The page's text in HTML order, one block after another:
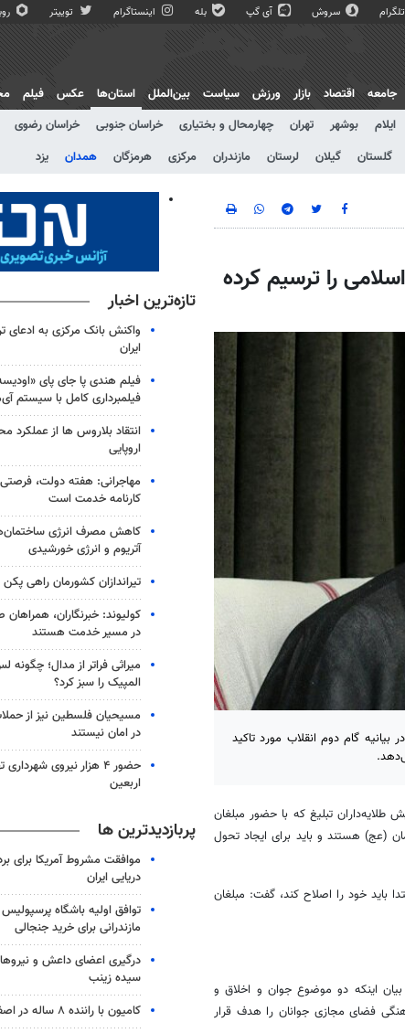
تلگرام سروش آی گپ بله اینستاگرام توییتر
جامعه اقتصاد بازار ورزش سیاست بین‌الملل
استان‌ها
ایلام بوشهر تهران چهارمحال و بختیاری خراسان جنوبی خراسان رضوی
گلستان گیلان لرستان مازندران مرکزی هرمزگان همدان یزد
عکس فیلم
را ترسیم کرده
گام دوم انقلاب مورد تاکید
طلایه‌داران تبلیغ که با حضور مبلغان
(عج) هستند و باید برای ایجاد تحول
باید خود را اصلاح کند، گفت: مبلغان
اینکه دو موضوع جوان و اخلاق و
فضای مجازی جوانان را هدف قرار
تازه‌ترین اخبار
واکنش بانک مرکزی به ادعای
ایران
فیلم هندی پا جای پای
فیلمبرداری کامل با سیستم
انتقاد بلاروس ها از عملکرد
اروپایی
مهاجرانی: هفته دولت، فرصتی
کارنامه خدمت است
کاهش مصرف انرژی
آتریوم و انرژی خورشیدی
تیراندازان کشورمان راهی
کولیوند: خبرنگاران، همراهان
در مسیر خدمت هستند
میراثی فراتر از مدال؛
المپیک را سبز کرد؟
مسیحیان فلسطین نیز از
در امان نیستند
حضور ۴ هزار نیروی
اربعین
پربازدیدترین ها
موافقت مشروط آمریکا برای
دریایی ایران
توافق اولیه باشگاه
مازندرانی برای خرید جنجالی
درگیری اعضای داعش و
سیده زینب
کامیون با راننده ۸ ساله در اصفهان توقیف شد